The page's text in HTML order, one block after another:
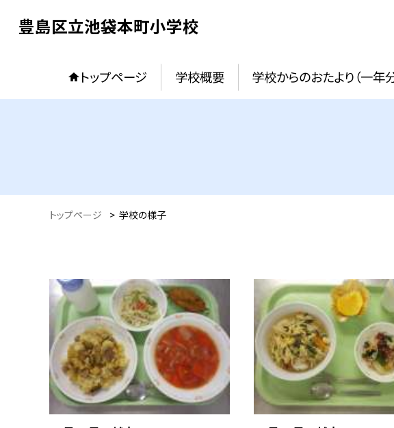
豊島区立池袋本町小学校
トップページ 学校概要 学校からのおたより（一年分
トップページ > 学校の様子